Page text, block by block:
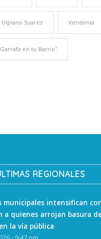
Ulpiano Suarez Vendimia
Garrafa en tu Barrio”
REGIONALES
municipales intensifican
a quienes arrojan basura
la vía pública